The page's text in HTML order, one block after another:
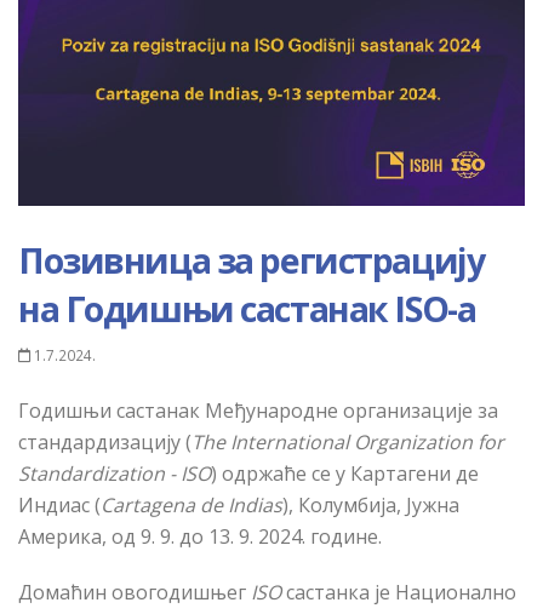
Позивница за регистрацију
на Годишњи састанак ISO-а
1.7.2024.
Годишњи састанак Међународне организације за
стандардизацију (The International Organization for
Standardization - ISO) одржаће се у Картагени де
Индиас(Cartagena de Indias), Колумбија, Јужна
Америка, од 9. 9. до 13. 9. 2024. године.
Домаћин овогодишњег ISOсастанка је Национално